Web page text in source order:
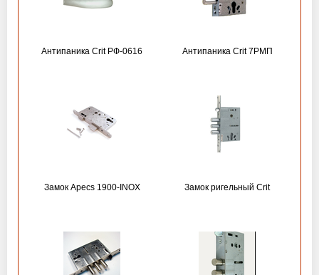
Антипаника Crit РФ-0616 Антипаника Crit 7РМП
Замок Apecs 1900-INOX Замок ригельный Crit